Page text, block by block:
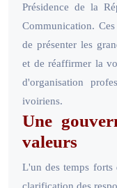
Présidence de la
Communication.
de présenter les
et de réaffirmer la
d'organisation
ivoiriens.
Une
valeurs
L'un des temps forts